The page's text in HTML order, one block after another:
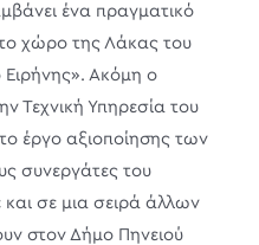
ένα πραγματικό
χώρο της Λάκας του
Ακόμη ο
Τεχνική Υπηρεσία του
έργο αξιοποίησης των
συνεργάτες του
σε μια σειρά άλλων
στον Δήμο Πηνειού